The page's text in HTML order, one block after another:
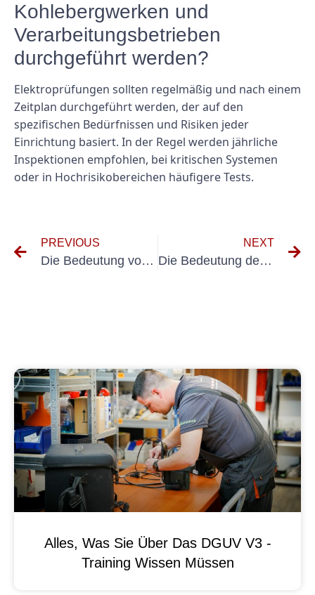
Kohlebergwerken und
Verarbeitungsbetrieben
durchgeführt werden?
Elektroprüfungen sollten regelmäßig und nach einem
Zeitplan durchgeführt werden, der auf den
spezifischen Bedürfnissen und Risiken jeder
Einrichtung basiert. In der Regel werden jährliche
Inspektionen empfohlen, bei kritischen Systemen
oder in Hochrisikobereichen häufigere Tests.
PREVIOUS
Die Bedeutung von Prüfungen elektrischer Anlagen in der Atomenergie
NEXT
Die Bedeutung des Testens tragbarer Geräte in der Kohleindustrie
Alles, Was Sie Über Das DGUV V3 -
Training Wissen Müssen